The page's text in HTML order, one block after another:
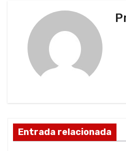
ó
Entrada relacionada